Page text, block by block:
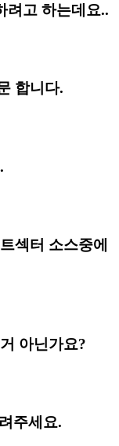
려고 하는데요..
합니다.
섹터 소스중에
아닌가요?
주세요.